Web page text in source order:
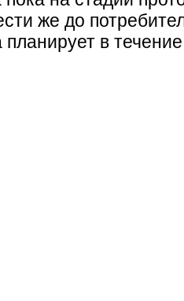
же до
планирует в